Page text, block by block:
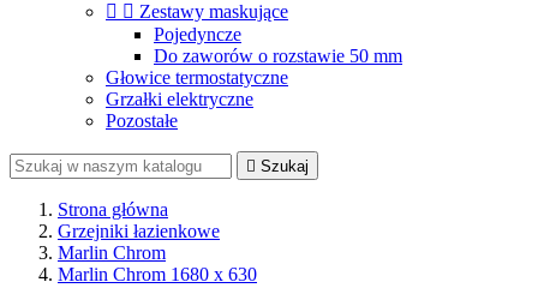
  Zestawy maskujące
Pojedyncze
Do zaworów o rozstawie 50 mm
Głowice termostatyczne
Grzałki elektryczne
Pozostałe
 Szukaj
Strona główna
Grzejniki łazienkowe
Marlin Chrom
Marlin Chrom 1680 x 630